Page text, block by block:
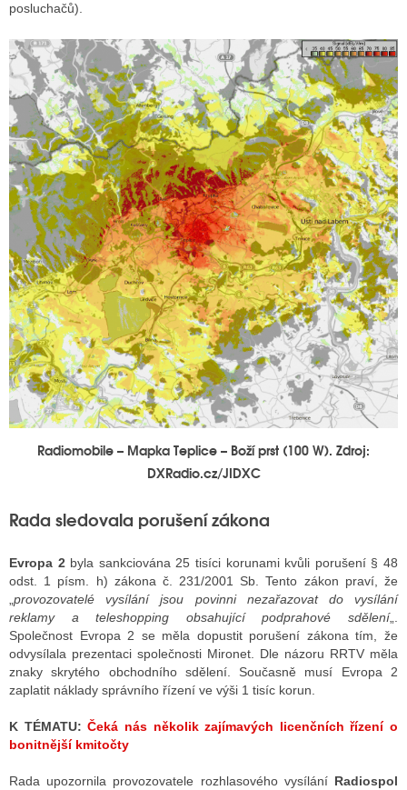
posluchačů).
Radiomobile – Mapka Teplice – Boží prst (100 W). Zdroj:
DXRadio.cz/JIDXC
Rada sledovala porušení zákona
Evropa 2byla sankciována 25 tisíci korunami kvůli porušení § 48
odst. 1 písm. h) zákona č. 231/2001 Sb. Tento zákon praví, že
„provozovatelé vysílání jsou povinni nezařazovat do vysílání
reklamy a teleshopping obsahující podprahové sdělení„.
Společnost Evropa 2 se měla dopustit porušení zákona tím, že
odvysílala prezentaci společnosti Mironet. Dle názoru RRTV měla
znaky skrytého obchodního sdělení. Současně musí Evropa 2
zaplatit náklady správního řízení ve výši 1 tisíc korun.
K TÉMATU:Čeká nás několik zajímavých licenčních řízení o
bonitnější kmitočty
Rada upozornila provozovatele rozhlasového vysílání Radiospol